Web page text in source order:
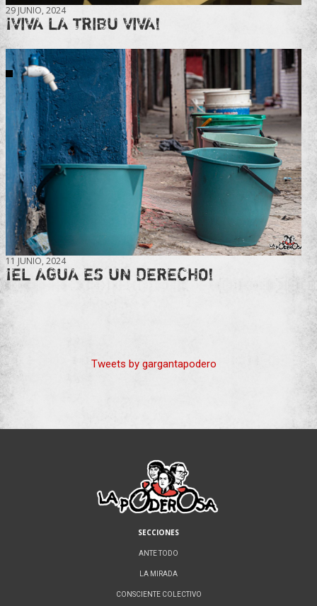
29 JUNIO, 2024
¡VIVA LA TRIBU VIVA!
11 JUNIO, 2024
¡EL AGUA ES UN DERECHO!
Tweets by gargantapodero
SECCIONES
ANTE TODO
LA MIRADA
CONSCIENTE COLECTIVO